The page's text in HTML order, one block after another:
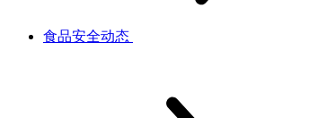
食品安全动态